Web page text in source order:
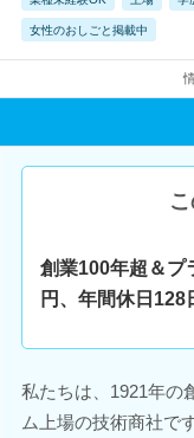
女性のおしごと掲載中
創業100年超＆プ
円、年間休日
私たちは、1921年の
ム上場の技術商社で